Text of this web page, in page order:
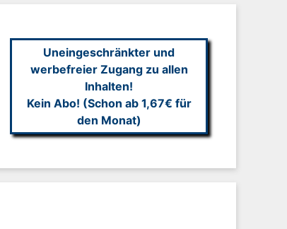
Uneingeschränkter und
werbefreier Zugang zu allen
Inhalten!
Kein Abo! (Schon ab 1,67€ für
den Monat)